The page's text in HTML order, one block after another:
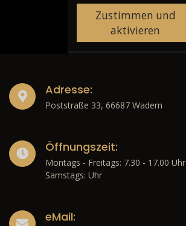
Zustimmen und
aktivieren
Adresse:
Poststraße 33, 66687 Wadern
Öffnungszeit:
Montags - Freitags: 7.30 - 17.00 Uhr
Samstags: Uhr
eMail: